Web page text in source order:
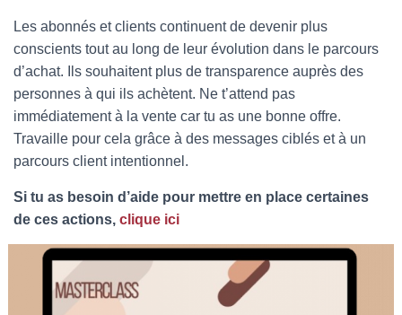
Les abonnés et clients continuent de devenir plus
conscients tout au long de leur évolution dans le parcours
d’achat. Ils souhaitent plus de transparence auprès des
personnes à qui ils achètent. Ne t’attend pas
immédiatement à la vente car tu as une bonne offre.
Travaille pour cela grâce à des messages ciblés et à un
parcours client intentionnel.
Si tu as besoin d’aide pour mettre en place certaines
de ces actions, clique ici